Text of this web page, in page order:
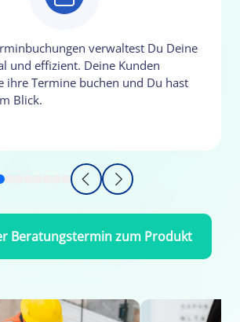
verwaltest Du Deine
und effizient. Deine Kunden
ihre Termine buchen und Du hast
Blick.
Beratungstermin zum Produkt